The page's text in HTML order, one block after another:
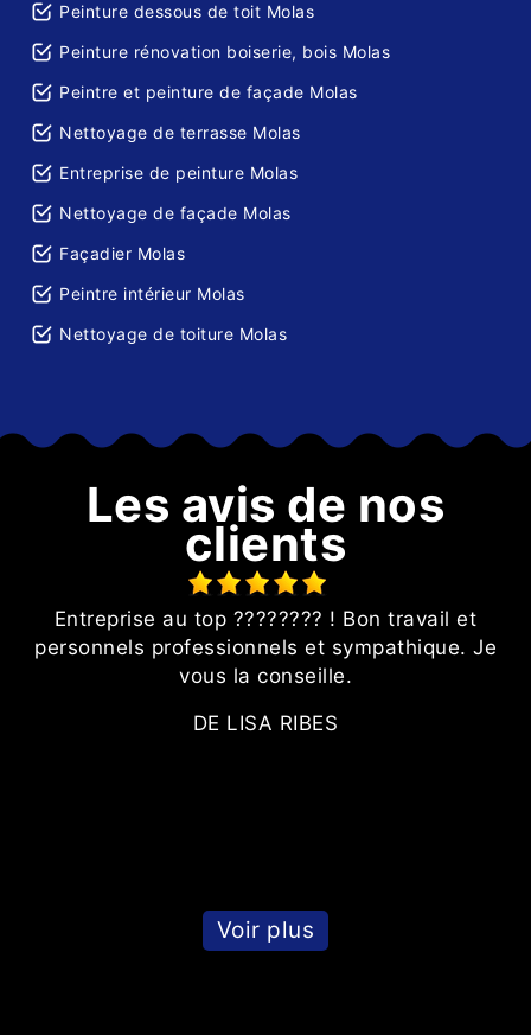
Peinture dessous de toit Molas
Peinture rénovation boiserie, bois Molas
Peintre et peinture de façade Molas
Nettoyage de terrasse Molas
Entreprise de peinture Molas
Nettoyage de façade Molas
Façadier Molas
Peintre intérieur Molas
Nettoyage de toiture Molas
Les avis de nos
clients
Entreprise au top ???????? ! Bon travail et
personnels professionnels et sympathique. Je
vous la conseille.
DE LISA RIBES
Voir plus